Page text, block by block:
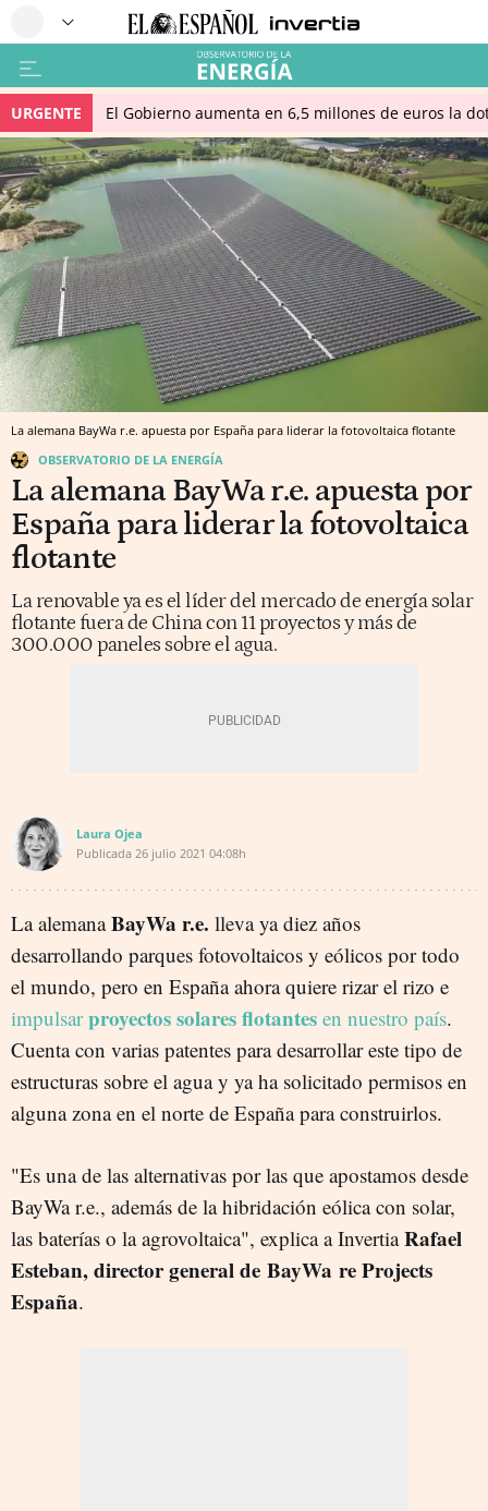
URGENTE El Gobierno aumenta en 6,5 millones de euros la
La alemana BayWa r.e. apuesta por España para liderar la fotovoltaica flotante
OBSERVATORIO DE LA ENERGÍA
La alemana BayWa r.e. apuesta por
España para liderar la fotovoltaica
flotante
La renovable ya es el líder del mercado de energía solar
flotante fuera de China con 11 proyectos y más de
300.000 paneles sobre el agua.
Laura Ojea
Publicada 26 julio 2021 04:08h
La alemanaBayWa r.e. lleva ya diez años
desarrollando parques fotovoltaicos y eólicos por todo
el mundo, pero en España ahora quiere rizar el rizo e
impulsarproyectos solares flotantes en nuestro país.
Cuenta con varias patentes para desarrollar este tipo de
estructuras sobre el agua y ya ha solicitado permisos en
alguna zona en el norte de España para construirlos.
"Es una de las alternativas por las que apostamos desde
BayWa r.e., además de la hibridación eólica con solar,
las baterías o la agrovoltaica", explica a InvertiaRafael
Esteban, director general de BayWa reProjects
España.